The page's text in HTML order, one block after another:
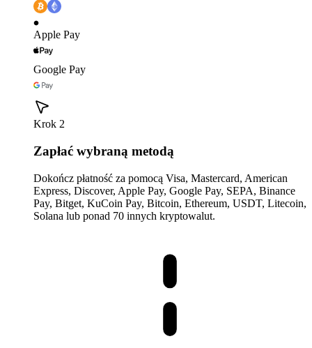
Apple Pay
Google Pay
Krok 2
Zapłać wybraną metodą
Dokończ płatność za pomocą Visa, Mastercard, American
Express, Discover, Apple Pay, Google Pay, SEPA, Binance
Pay, Bitget, KuCoin Pay, Bitcoin, Ethereum, USDT, Litecoin,
Solana lub ponad 70 innych kryptowalut.